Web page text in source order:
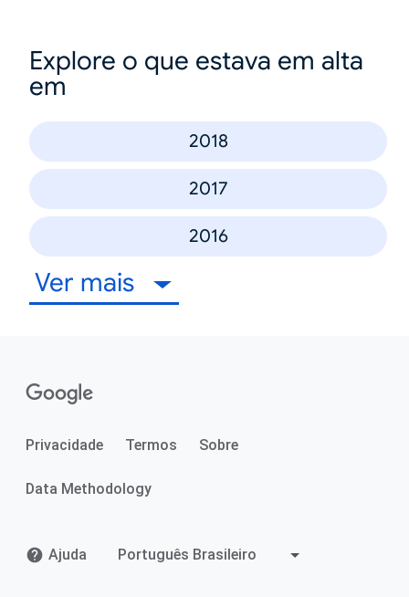
Explore o que estava em alta
em
2018
2017
2016
Ver mais
Privacidade Termos Sobre
Data Methodology
Ajuda